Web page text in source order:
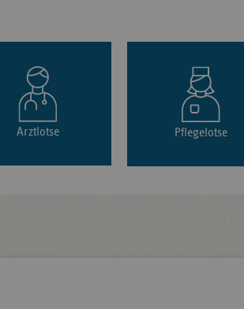
Arztlotse Pflegelotse